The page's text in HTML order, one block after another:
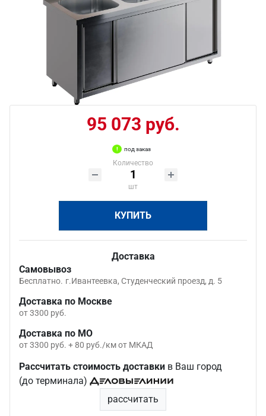
95 073 руб.
под заказ
Количество
шт
КУПИТЬ
Доставка
Самовывоз
Бесплатно. г.Ивантеевка, Студенческий проезд, д. 5
Доставка по Москве
от 3300 руб.
Доставка по МО
от 3300 руб. + 80 руб./км от МКАД
Рассчитать стоимость доставки в Ваш город
(до терминала)
рассчитать